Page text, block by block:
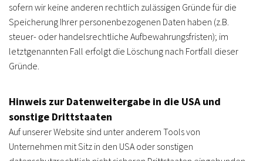
sofern wir keine anderen rechtlich zulässigen Gründe für die
Speicherung Ihrer personenbezogenen Daten haben (z.B.
steuer- oder handelsrechtliche Aufbewahrungsfristen); im
letztgenannten Fall erfolgt die Löschung nach Fortfall dieser
Gründe.
Hinweis zur Datenweitergabe in die USA und
sonstige Drittstaaten
Auf unserer Website sind unter anderem Tools von
Unternehmen mit Sitz in den USA oder sonstigen